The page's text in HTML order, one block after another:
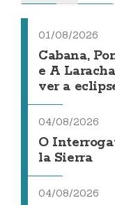
01/08/2026
Cabana,
e A
ver a
04/08/2026
O
la Sierra
04/08/2026